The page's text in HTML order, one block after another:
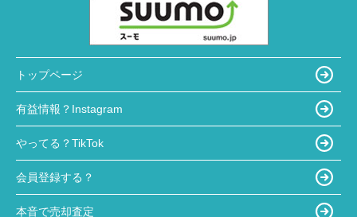
トップページ
有益情報？Instagram
やってる？TikTok
会員登録する？
本音で売却査定